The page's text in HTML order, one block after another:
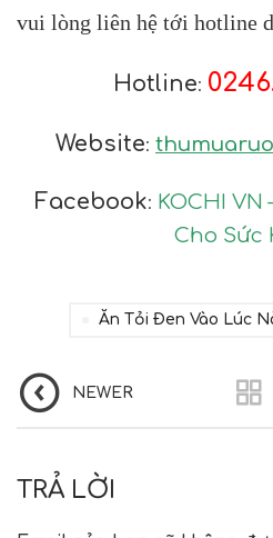
vui lòng liên hệ tới hotline
Hotline:
Website:
Facebook: KOCHI
Cho Sức
Ăn Tỏi Đen Vào Lúc
NEWER
TRẢ LỜI